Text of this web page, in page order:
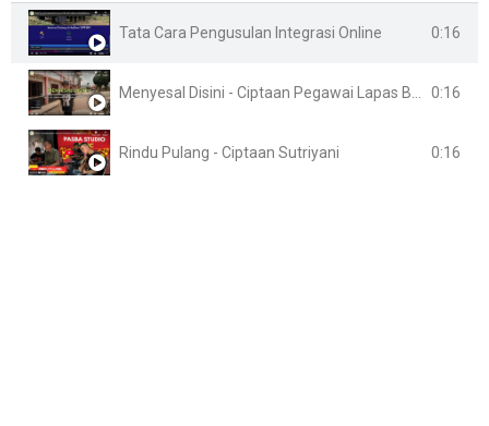
Tata Cara Pengusulan Integrasi Online 0:16
Menyesal Disini - Ciptaan Pegawai Lapas Banyuasin 0:16
Rindu Pulang - Ciptaan Sutriyani 0:16